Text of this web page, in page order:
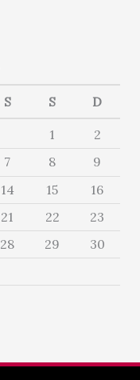
S S D
1
2
7 8
9
14 15
16
21 22
23
28 29
30